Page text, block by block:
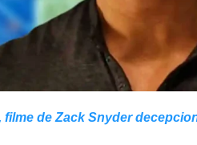
filme de Zack Snyder